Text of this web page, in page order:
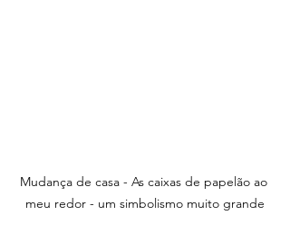
Mudança de casa - As caixas de papelão ao
meu redor - um simbolismo muito grande